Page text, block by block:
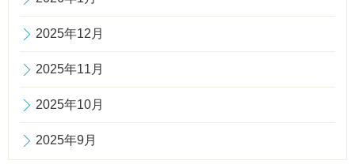
2025年12月
2025年11月
2025年10月
2025年9月